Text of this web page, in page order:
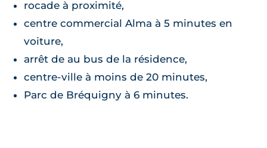
rocade à proximité,
centre commercial Alma à 5 minutes en
voiture,
arrêt de au bus de la résidence,
centre-ville à moins de 20 minutes,
Parc de Bréquigny à 6 minutes.